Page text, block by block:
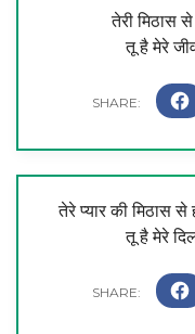
तेरी मिठास
तू है मेरे
तेरे प्यार की मिठास
तू है मेरे